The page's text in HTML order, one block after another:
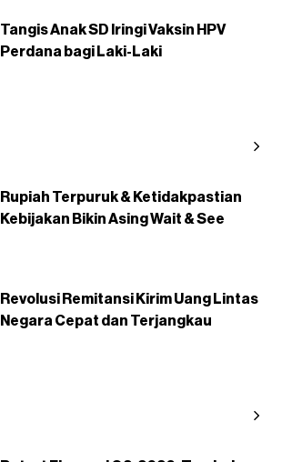
Tangis Anak SD Iringi Vaksin HPV
Perdana bagi Laki-Laki
Rupiah Terpuruk & Ketidakpastian
Kebijakan Bikin Asing Wait & See
Revolusi Remitansi Kirim Uang Lintas
Negara Cepat dan Terjangkau